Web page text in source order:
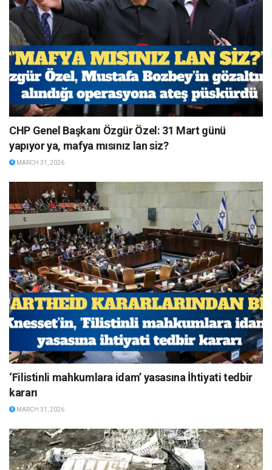
CHP Genel Başkanı Özgür Özel: 31 Mart günü
yapıyor ya, mafya mısınız lan siz?
MARCH 31, 2026
‘Filistinli mahkumlara idam’ yasasına İhtiyati tedbir
kararı
MARCH 31, 2026